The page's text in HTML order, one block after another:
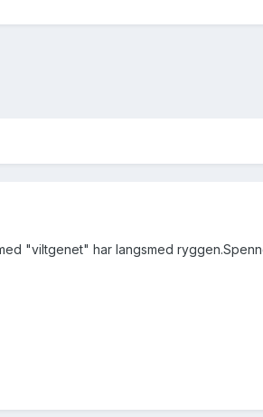
"viltgenet" har langsmed